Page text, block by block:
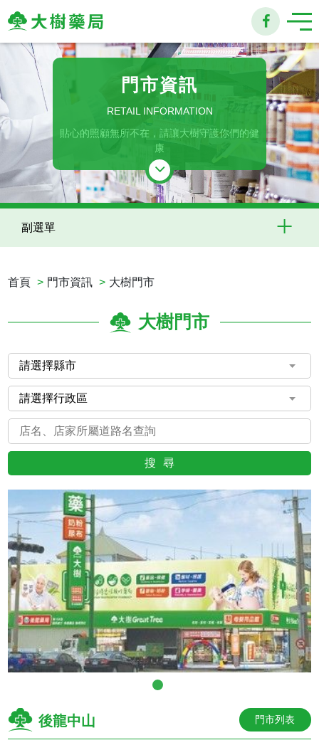
大
樹
連
鎖
藥
局
門市資訊
RETAIL INFORMATION
貼心的照顧無所不在，請讓大樹守護你們的健
康
副選單
首頁 門市資訊 大樹門市
大樹門市
搜尋
後龍中山 門市列表